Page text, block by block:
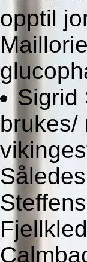
opptil
Sigrid
brukes/